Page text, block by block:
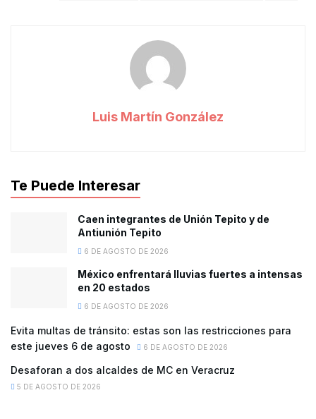
Luis Martín González
Te Puede Interesar
Caen integrantes de Unión Tepito y de
Antiunión Tepito
6 DE AGOSTO DE 2026
México enfrentará lluvias fuertes a intensas
en 20 estados
6 DE AGOSTO DE 2026
Evita multas de tránsito: estas son las restricciones para
este jueves 6 de agosto
6 DE AGOSTO DE 2026
Desaforan a dos alcaldes de MC en Veracruz
5 DE AGOSTO DE 2026